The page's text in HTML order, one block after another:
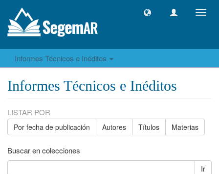
Informes Técnicos e Inéditos
Informes Técnicos e Inéditos
LISTAR POR
Por fecha de publicación Autores Títulos Materias
Buscar en colecciones
Ir